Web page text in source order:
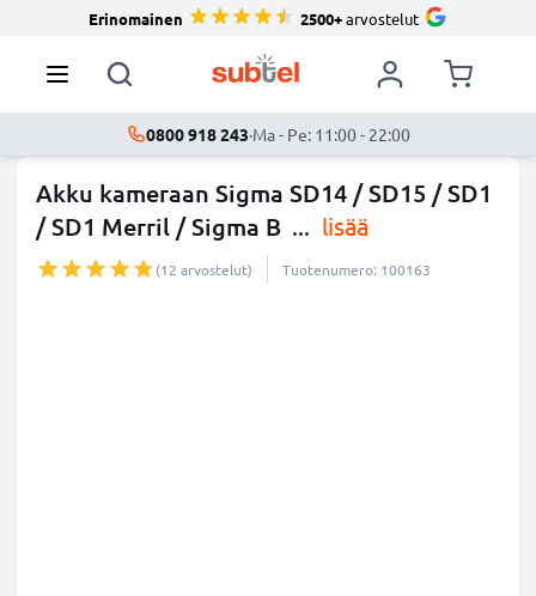
Erinomainen 2500+arvostelut
0800 918 243·Ma - Pe: 11:00 - 22:00
Akku kameraan Sigma SD14 / SD15 / SD1
/ SD1 Merril / Sigma B ... lisää
(12 arvostelut) Tuotenumero: 100163